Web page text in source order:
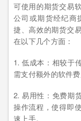
可使用的期货交易
公司或期货经纪商
捷、高效的期货交
在以下几个方面：
1. 低成本：相较于
需支付额外的软件
2. 易用性：免费期
操作流程，使得即
速上手。